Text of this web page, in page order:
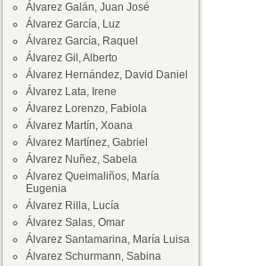
Álvarez Galán, Juan José
Álvarez García, Luz
Álvarez García, Raquel
Álvarez Gil, Alberto
Álvarez Hernández, David Daniel
Álvarez Lata, Irene
Álvarez Lorenzo, Fabiola
Álvarez Martín, Xoana
Álvarez Martínez, Gabriel
Álvarez Nuñez, Sabela
Álvarez Queimaliños, María
Eugenia
Álvarez Rilla, Lucía
Álvarez Salas, Omar
Álvarez Santamarina, María Luisa
Álvarez Schurmann, Sabina